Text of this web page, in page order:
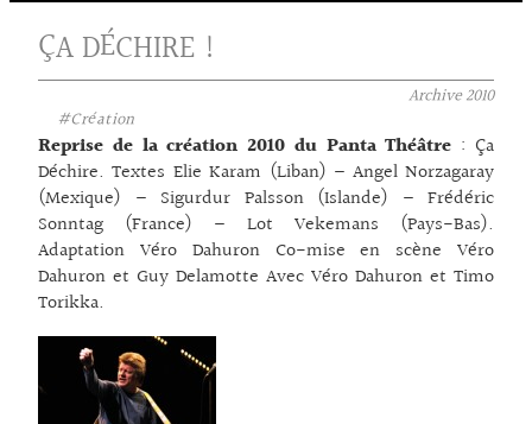
ÇA DÉCHIRE !
Archive2010
#Création
Reprise de la création 2010 du Panta Théâtre : Ça
Déchire. Textes Elie Karam (Liban) – Angel Norzagaray
(Mexique) – Sigurdur Palsson (Islande) – Frédéric
Sonntag (France) – Lot Vekemans (Pays-Bas).
Adaptation Véro Dahuron Co-mise en scène Véro
Dahuron et Guy Delamotte Avec Véro Dahuron et Timo
Torikka.